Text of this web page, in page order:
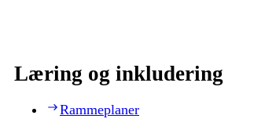
Læring og inkludering
Rammeplaner